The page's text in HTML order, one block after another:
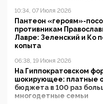
10:34, 07 Июля 2026
Пантеон «героям»-
противникам
Лавре: Зеленский и Ко
копыта
06:38, 19 Июня 2026
На Гиппократовском
шокирующее: платные
бюджета в 100 раз
многодетные семьи